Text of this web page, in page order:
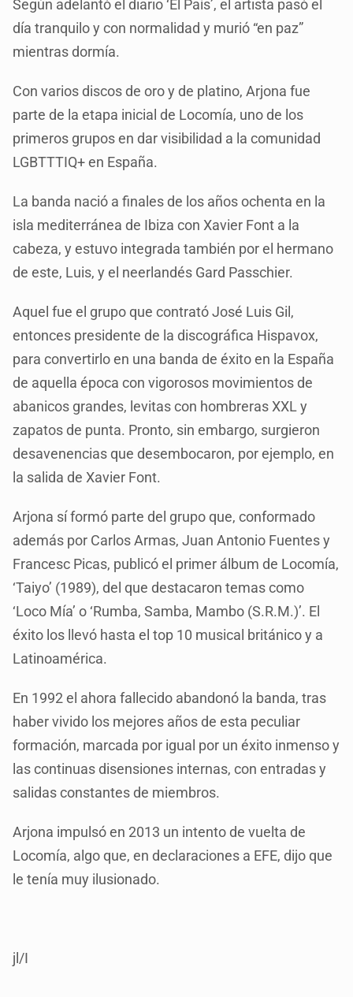
Según adelantó el diario ‘El País’, el artista pasó el
día tranquilo y con normalidad y murió “en paz”
mientras dormía.
Con varios discos de oro y de platino, Arjona fue
parte de la etapa inicial de Locomía, uno de los
primeros grupos en dar visibilidad a la comunidad
LGBTTTIQ+ en España.
La banda nació a finales de los años ochenta en la
isla mediterránea de Ibiza con Xavier Font a la
cabeza, y estuvo integrada también por el hermano
de este, Luis, y el neerlandés Gard Passchier.
Aquel fue el grupo que contrató José Luis Gil,
entonces presidente de la discográfica Hispavox,
para convertirlo en una banda de éxito en la España
de aquella época con vigorosos movimientos de
abanicos grandes, levitas con hombreras XXL y
zapatos de punta. Pronto, sin embargo, surgieron
desavenencias que desembocaron, por ejemplo, en
la salida de Xavier Font.
Arjona sí formó parte del grupo que, conformado
además por Carlos Armas, Juan Antonio Fuentes y
Francesc Picas, publicó el primer álbum de Locomía,
‘Taiyo’ (1989), del que destacaron temas como
‘Loco Mía’ o ‘Rumba, Samba, Mambo (S.R.M.)’. El
éxito los llevó hasta el top 10 musical británico y a
Latinoamérica.
En 1992 el ahora fallecido abandonó la banda, tras
haber vivido los mejores años de esta peculiar
formación, marcada por igual por un éxito inmenso y
las continuas disensiones internas, con entradas y
salidas constantes de miembros.
Arjona impulsó en 2013 un intento de vuelta de
Locomía, algo que, en declaraciones a EFE, dijo que
le tenía muy ilusionado.
jl/I